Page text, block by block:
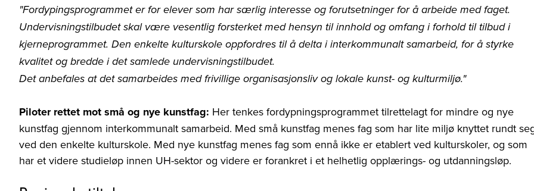
"Fordypingsprogrammet er for elever som har særlig interesse og forutsetninger for å arbeide med faget.
Undervisningstilbudet skal være vesentlig forsterket med hensyn til innhold og omfang i forhold til tilbud i
kjerneprogrammet. Den enkelte kulturskole oppfordres til å delta i interkommunalt samarbeid, for å styrke
kvalitet og bredde i det samlede undervisningstilbudet.
Det anbefales at det samarbeides med frivillige organisasjonsliv og lokale kunst- og kulturmiljø."
Piloter rettet mot små og nye kunstfag: Her tenkes fordypningsprogrammet tilrettelagt for mindre og nye
kunstfag gjennom interkommunalt samarbeid. Med små kunstfag menes fag som har lite miljø knyttet rundt
ved den enkelte kulturskole. Med nye kunstfag menes fag som ennå ikke er etablert ved kulturskoler, og som
har et videre studieløp innen UH-sektor og videre er forankret i et helhetlig opplærings- og utdanningsløp.